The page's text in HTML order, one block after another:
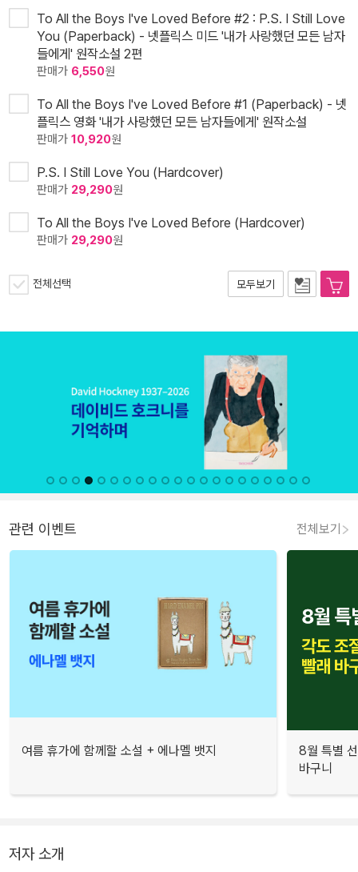
To All the Boys I've Loved Before #2 : P.S. I Still Love
You (Paperback) - 넷플릭스 미드 '내가 사랑했던 모든 남자
들에게' 원작소설 2편
판매가 6,550원
To All the Boys I've Loved Before #1 (Paperback) - 넷
플릭스 영화 '내가 사랑했던 모든 남자들에게' 원작소설
판매가 10,920원
P.S. I Still Love You (Hardcover)
판매가 29,290원
To All the Boys I've Loved Before (Hardcover)
판매가 29,290원
전체선택 모두보기
관련 이벤트 전체보기
여름 휴가에 함께할 소설 + 에나멜 뱃지
8월 특별
바구니
저자 소개